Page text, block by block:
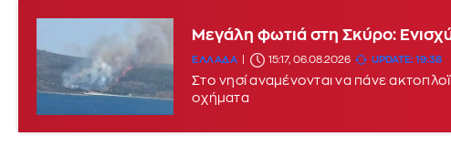
Μεγάλη φωτιά στη Σκύρο:
ΕΛΛΑΔΑ 15:17, 06.08.2026 UPDATE: 19:38
Στο νησί αναμένονται να πάνε
οχήματα